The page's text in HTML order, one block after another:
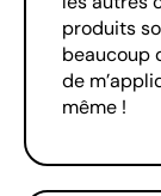
produits
beaucoup
de
même !